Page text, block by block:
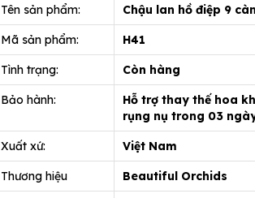
Tên sản phẩm: Chậu lan hồ điệp 9
Mã sản phẩm: H41
Tình trạng: Còn hàng
Bảo hành:
Hỗ trợ thay thế hoa
rụng nụ trong 03
Xuất xứ: Việt Nam
Thương hiệu Beautiful Orchids